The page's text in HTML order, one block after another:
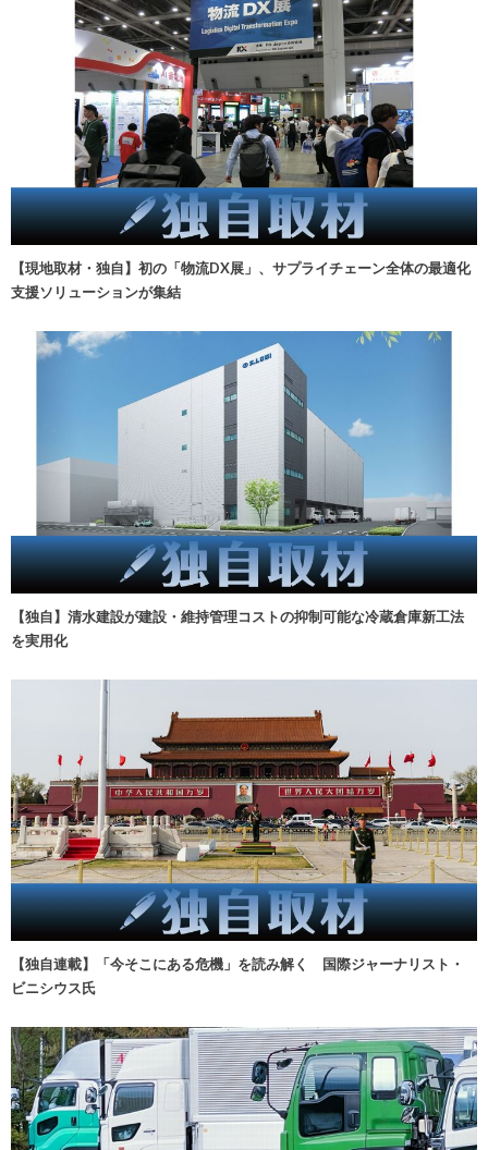
【現地取材・独自】初の「物流DX展」、サプライチェーン全体の最適化
支援ソリューションが集結
【独自】清水建設が建設・維持管理コストの抑制可能な冷蔵倉庫新工法
を実用化
【独自連載】「今そこにある危機」を読み解く 国際ジャーナリスト・
ビニシウス氏